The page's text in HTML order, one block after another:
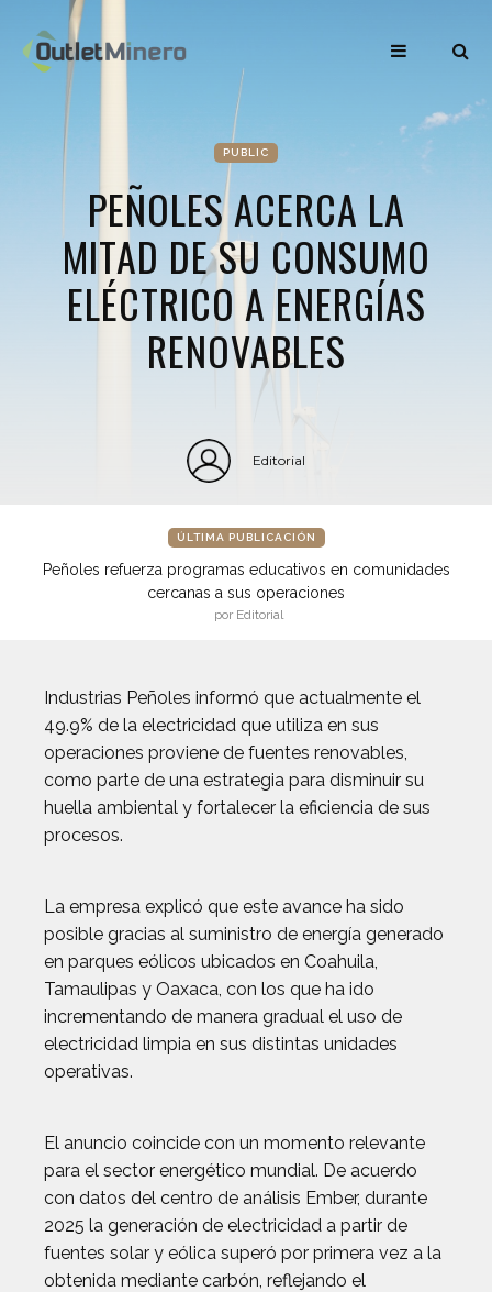
PUBLIC
PEÑOLES ACERCA LA
MITAD DE SU CONSUMO
ELÉCTRICO A ENERGÍAS
RENOVABLES
Editorial
ÚLTIMA PUBLICACIÓN
Peñoles refuerza programas educativos en comunidades
cercanas a sus operaciones
por Editorial
Industrias Peñoles informó que actualmente el
49.9% de la electricidad que utiliza en sus
operaciones proviene de fuentes renovables,
como parte de una estrategia para disminuir su
huella ambiental y fortalecer la eficiencia de sus
procesos.
La empresa explicó que este avance ha sido
posible gracias al suministro de energía generado
en parques eólicos ubicados en Coahuila,
Tamaulipas y Oaxaca, con los que ha ido
incrementando de manera gradual el uso de
electricidad limpia en sus distintas unidades
operativas.
El anuncio coincide con un momento relevante
para el sector energético mundial. De acuerdo
con datos del centro de análisis Ember, durante
2025 la generación de electricidad a partir de
fuentes solar y eólica superó por primera vez a la
obtenida mediante carbón, reflejando el